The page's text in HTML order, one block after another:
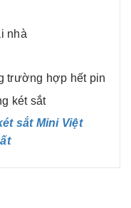
nhà
trường hợp hết pin
két sắt
sắt Mini Việt